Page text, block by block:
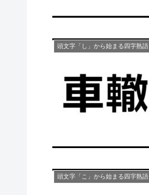
頭文字「し」から始まる四字熟語
頭文字「こ」から始まる四字熟語